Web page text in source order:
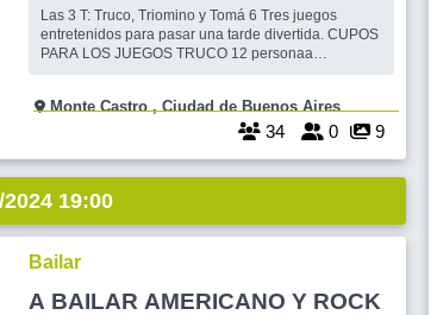
Las 3 T: Truco, Triomino y Tomá 6 Tres juegos
entretenidos para pasar una tarde divertida. CUPOS
PARA LOS JUEGOS TRUCO 12 personaa
ese dia. NECESITAMOS QUE SEAS
RESPONSABLE AL ANOTARTE. Esta salida no
Monte Castro , Ciudad de Buenos Aires
34 0 9
19:00
Bailar
A BAILAR AMERICANO Y ROCK